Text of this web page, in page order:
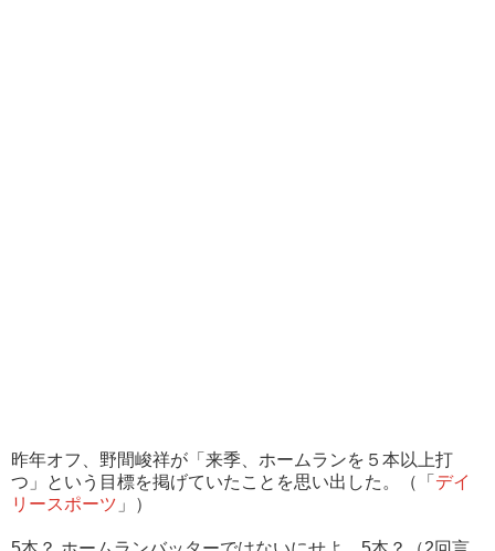
昨年オフ、野間峻祥が「来季、ホームランを５本以上打
つ」という目標を掲げていたことを思い出した。（「 デイ
リースポーツ 」）